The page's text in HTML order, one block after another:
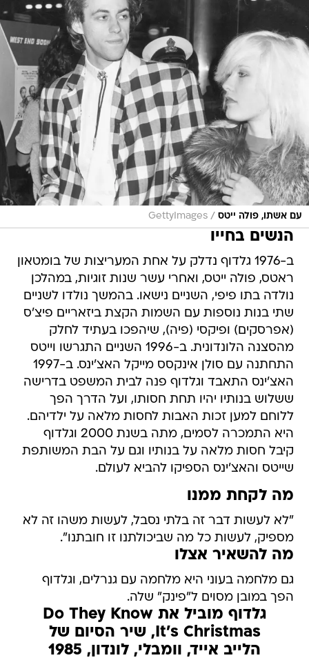
עם אשתו, פולה ייטס /
GettyImages
הנשים בחייו
ב-1976 גלדוף נדלק על אחת המעריצות של בומטאון
ראטס, פולה ייטס, ואחרי עשר שנות זוגיות, במהלכן
נולדה בתו פיפי, השניים נישאו. בהמשך נולדו לשניים
שתי בנות נוספות עם השמות הקצת ביזאריים פיצ'ס
(אפרסקים) ופיקסי (פיה), שיהפכו בעתיד לחלק
מהסצנה הלונדונית. ב-1996 השניים התגרשו וייטס
התחתנה עם סולן אינקסס מייקל האצ'ינס. ב-1997
האצ'ינס התאבד וגלדוף פנה לבית המשפט בדרישה
ששלוש בנותיו יהיו תחת חסותו, ועל הדרך הפך
ללוחם למען זכות האבות לחסות מלאה על ילדיהם.
היא התמכרה לסמים, מתה בשנת 2000 וגלדוף
קיבל חסות מלאה על בנותיו וגם על הבת המשותפת
שייטס והאצ'ינס הספיקו להביא לעולם.
מה לקחת ממנו
"לא לעשות דבר זה בלתי נסבל, לעשות משהו זה לא
מספיק, לעשות כל מה שביכולתנו זו חובתנו".
מה להשאיר אצלו
גם מלחמה בעוני היא מלחמה עם גנרלים, וגלדוף
הפך במובן מסוים ל"פינק" שלה.
גלדוף מוביל את Do They Know
It's Christmas, שיר הסיום של
הלייב אייד, וומבלי, לונדון, 1985